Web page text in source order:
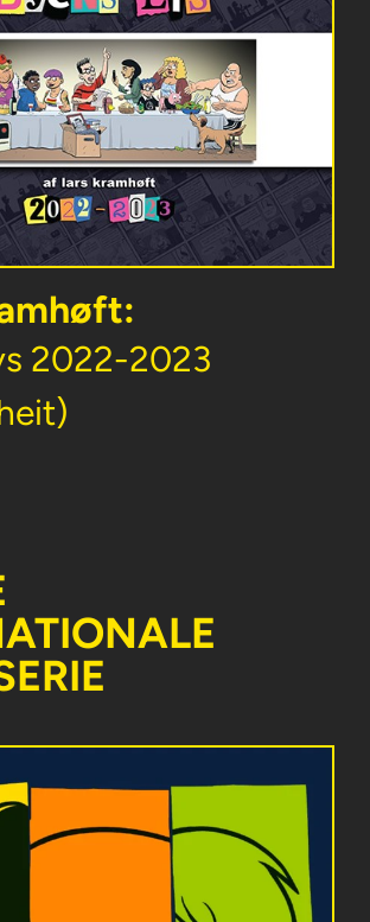
2022-2023